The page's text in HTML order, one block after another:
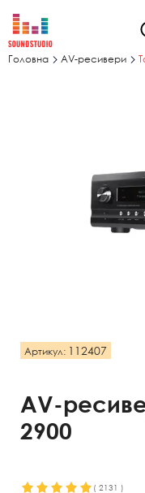
Головна AV-ресивери
Артикул: 112407
AV-
2900
( 2131 )